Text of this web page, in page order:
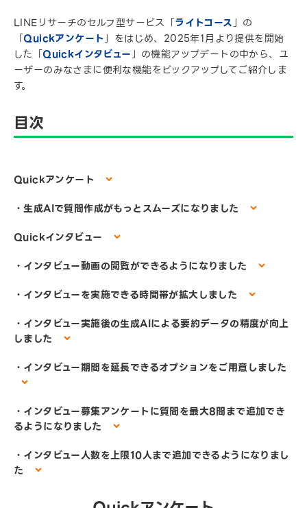
LINEリサーチのセルフ型サービス「ライトコース」の
「Quickアンケート」をはじめ、2025年1月より提供を開始
した「Quickインタビュー」の機能アップデートの中から、ユ
ーザーのみなさまに便利な機能をピックアップしてご紹介しま
す。
目次
Quickアンケート
・生成AIで質問作成がもっとスムーズになりました
Quickインタビュー
・インタビュー動画の閲覧ができるようになりました
・インタビューを実施できる時間帯が拡大しました
・インタビュー実施後の生成AIによる要約データの精度が向上
しました
・インタビュー期間を延長できるオプションをご用意しました
・インタビュー募集アンケートに質問を最大8問まで追加でき
るようになりました
・インタビュー人数を上限10人まで追加できるようになりまし
た